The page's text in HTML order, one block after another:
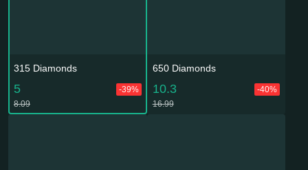
315 Diamonds
5
-39%
8.09
650 Diamonds
10.3
-40%
16.99